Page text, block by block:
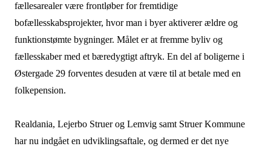
fællesarealer være frontløber for fremtidige
bofællesskabsprojekter, hvor man i byer aktiverer ældre og
funktionstømte bygninger. Målet er at fremme byliv og
fællesskaber med et bæredygtigt aftryk. En del af boligerne i
Østergade 29 forventes desuden at være til at betale med en
folkepension.
Realdania, Lejerbo Struer og Lemvig samt Struer Kommune
har nu indgået en udviklingsaftale, og dermed er det nye